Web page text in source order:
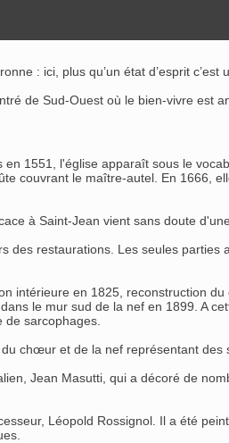
: ici, plus qu’un état d’esprit c’est
de Sud-Ouest où le bien-vivre
1551, l'église apparaît sous le
couvrant le maître-autel. En 1666,
à Saint-Jean vient sans doute
des restaurations. Les seules
intérieure en 1825, reconstruction
le mur sud de la nef en 1899. A
sarcophages.
chœur et de la nef représentant des
Jean Masutti, qui a décoré de
Léopold Rossignol. Il a été